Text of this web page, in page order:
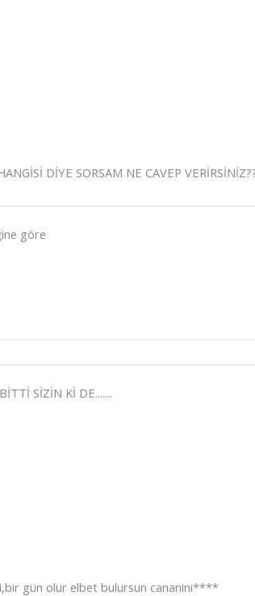
DİYE SORSAM NE CAVEP
göre
SİZİN Kİ DE.......
gün olur elbet bulursun cananini****